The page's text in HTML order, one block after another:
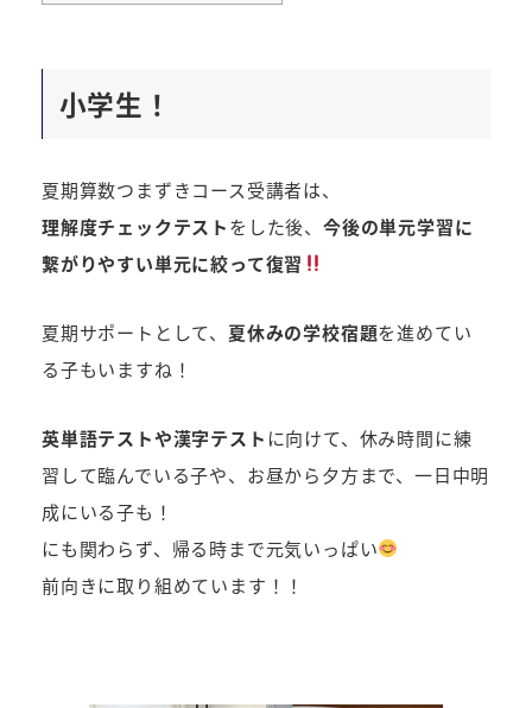
小学生！
夏期算数つまずきコース受講者は、
理解度チェックテストをした後、 今後の単元学習に
繋がりやすい単元に絞って復習
夏期サポートとして、 夏休みの学校宿題を進めてい
る子もいますね！
英単語テストや漢字テストに向けて、休み時間に練
習して臨んでいる子や、お昼から夕方まで、一日中明
成にいる子も！
にも関わらず、帰る時まで元気いっぱい
前向きに取り組めています！！